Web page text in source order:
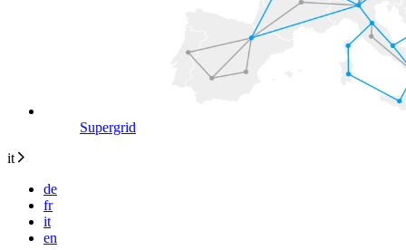
Supergrid
it
de
fr
it
en